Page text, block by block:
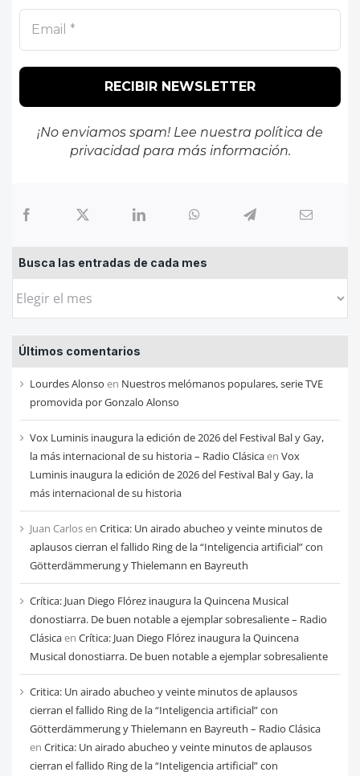
¡No enviamos spam! Lee nuestra política de
privacidadpara más información.
Busca las entradas de cada mes
Busca
entradas
de
cada
mes
Últimos comentarios
Lourdes Alonso en Nuestros melómanos populares, serie TVE
promovida por Gonzalo Alonso
Vox Luminis inaugura la edición de 2026 del Festival Bal y Gay,
la más internacional de su historia – Radio Clásicaen Vox
Luminis inaugura la edición de 2026 del Festival Bal y Gay, la
más internacional de su historia
Juan Carlosen Critica: Un airado abucheo y veinte minutos de
aplausos cierran el fallido Ring de la “Inteligencia artificial” con
Götterdämmerung y Thielemann en Bayreuth
Crítica: Juan Diego Flórez inaugura la Quincena Musical
donostiarra. De buen notable a ejemplar sobresaliente – Radio
Clásicaen Crítica: Juan Diego Flórez inaugura la Quincena
Musical donostiarra. De buen notable a ejemplar sobresaliente
Critica: Un airado abucheo y veinte minutos de aplausos
cierran el fallido Ring de la “Inteligencia artificial” con
Götterdämmerung y Thielemann en Bayreuth – Radio Clásica
en Critica: Un airado abucheo y veinte minutos de aplausos
cierran el fallido Ring de la “Inteligencia artificial” con